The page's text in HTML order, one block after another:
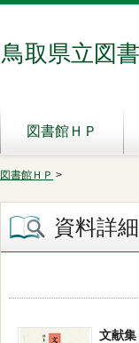
鳥取県立図
図書館ＨＰ
図書館ＨＰ >
資料詳細
文献集